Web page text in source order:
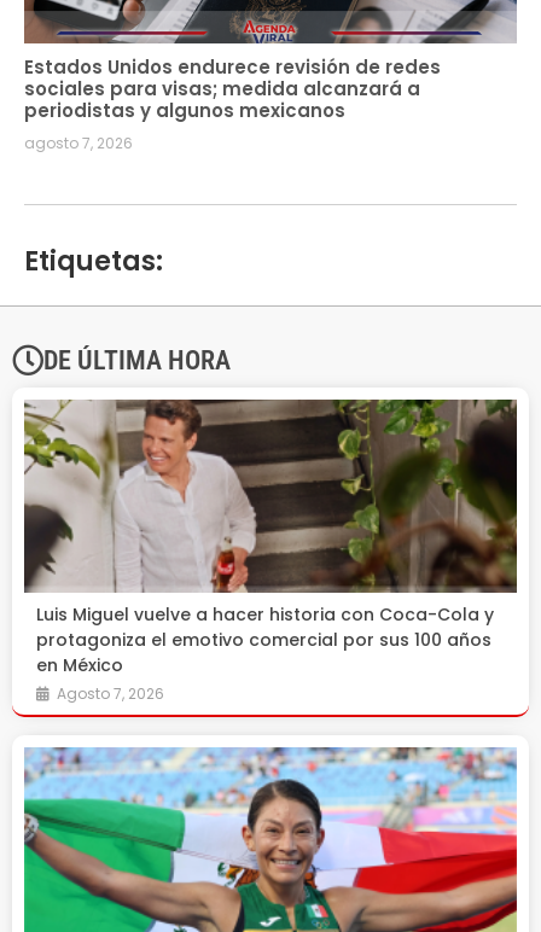
Estados Unidos endurece revisión de redes
sociales para visas; medida alcanzará a
periodistas y algunos mexicanos
agosto 7, 2026
Etiquetas:
DE ÚLTIMA HORA
Luis Miguel vuelve a hacer historia con Coca-Cola y
protagoniza el emotivo comercial por sus 100 años
en México
Agosto 7, 2026